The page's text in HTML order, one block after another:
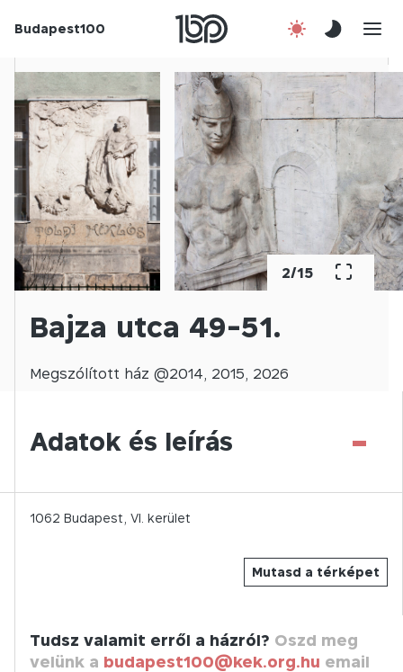
Budapest100
Csatlakozz!
Kapcsolat
En
2/15
Bajza utca 49-51.
Megszólított ház @2014, 2015, 2026
Adatok és leírás -
Mutasd a térképet
1062 Budapest, VI. kerület
Tudsz valamit erről a házról? Oszd meg
velünk a budapest100@kek.org.hu email